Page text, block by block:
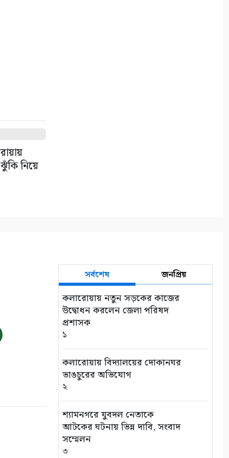
নিয়ে
সর্বশেষ জনপ্রিয়
কলারোয়ায় নতুন সড়কের কাজের
উদ্বোধন করলেন জেলা পরিষদ
প্রশাসক
১
কলারোয়ায় বিদ্যালয়ের দোকানঘর
ভাঙচুরের অভিযোগ
২
শ্যামনগরে যুবদল নেতাকে
আটকের ঘটনায় ভিন্ন দাবি, সংবাদ
সম্মেলন
৩